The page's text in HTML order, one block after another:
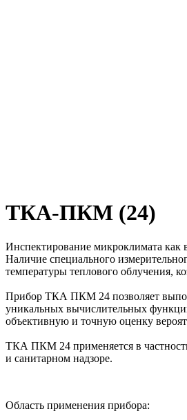
ТКА-ПКМ (24)
Инспектирование микроклимата как
Наличие специального
температуры теплового облучения,
Прибор ТКА ПКМ 24 позволяет
уникальных вычислительных
объективную и точную оценку
ТКА ПКМ 24 применяется в
и санитарном надзоре.
Область применения прибора: